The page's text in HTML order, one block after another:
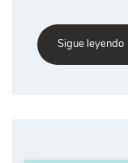
Sigue leyendo